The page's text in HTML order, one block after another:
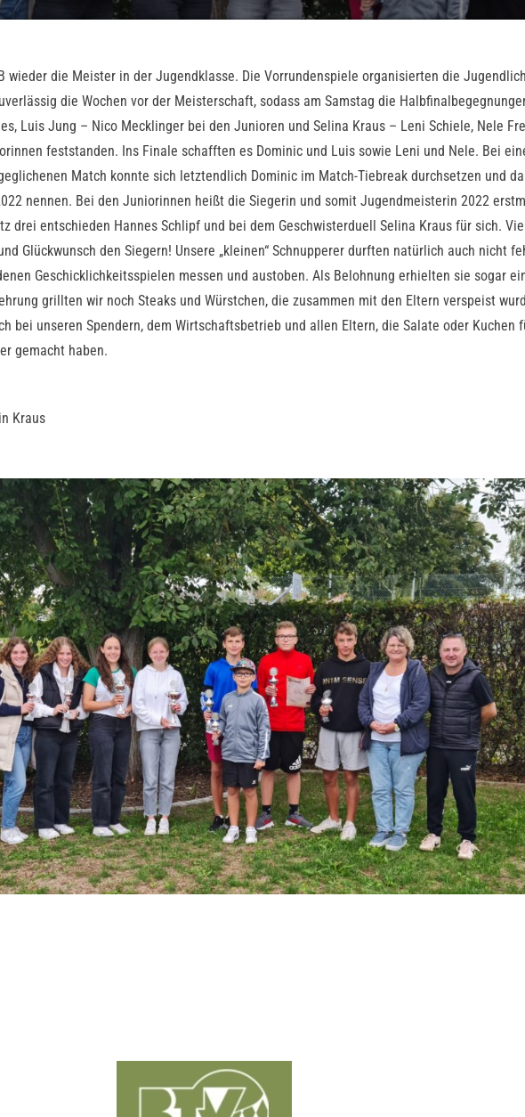
wieder die Meister in der Jugendklasse. Die Vorrundenspiele organisierten die
die Wochen vor der Meisterschaft, sodass am Samstag die
Luis Jung – Nico Mecklinger bei den Junioren und Selina Kraus – Leni Schiele, Nele
feststanden. Ins Finale schafften es Dominic und Luis sowie Leni und Nele. Bei
Match konnte sich letztendlich Dominic im Match-Tiebreak durchsetzen und
nennen. Bei den Juniorinnen heißt die Siegerin und somit Jugendmeisterin 2022
drei entschieden Hannes Schlipf und bei dem Geschwisterduell Selina Kraus für sich.
Glückwunsch den Siegern! Unsere „kleinen“ Schnupperer durften natürlich auch nicht
Geschicklichkeitsspielen messen und austoben. Als Belohnung erhielten sie sogar
grillten wir noch Steaks und Würstchen, die zusammen mit den Eltern verspeist
bei unseren Spendern, dem Wirtschaftsbetrieb und allen Eltern, die Salate oder Kuchen
gemacht haben.
Kraus